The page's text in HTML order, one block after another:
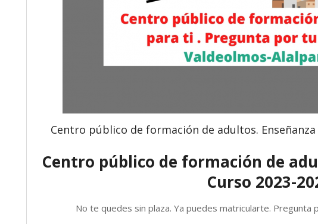
Centro público de formación de adultos.
Centro público de formación de
Curso 2023-
No te quedes sin plaza. Ya puedes matricularte. Pregunta